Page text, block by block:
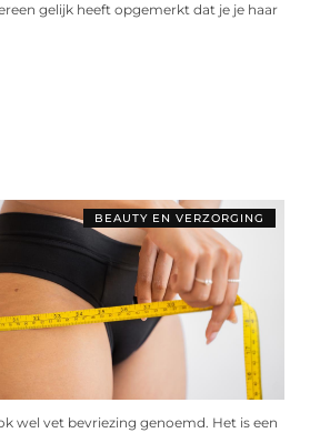
gelijk heeft opgemerkt dat je je haar
BEAUTY EN VERZORGING
wel vet bevriezing genoemd. Het is een